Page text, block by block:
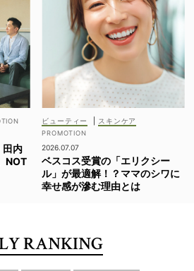
田内
NOT
ビューティー スキンケア
2026.07.07
ベスコス受賞の「エリクシー
ル」が最適解！？ママのシワに
幸せ感が滲む理由とは
RANKING